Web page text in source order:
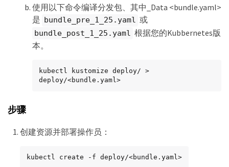
使用以下命令编译分发包、其中_Data <bundle.yaml>
是 bundle_pre_1_25.yaml 或
bundle_post_1_25.yaml 根据您的Kubbernetes版
本。
kubectl kustomize deploy/ >
deploy/<bundle.yaml>
步骤
创建资源并部署操作员：
kubectl create -f deploy/<bundle.yaml>